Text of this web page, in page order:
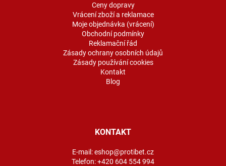
Ceny dopravy
Vrácení zboží a reklamace
Moje objednávka (vrácení)
Obchodní podmínky
Reklamační řád
Zásady ochrany osobních údajů
Zásady používání cookies
Kontakt
Blog
KONTAKT
E-mail:eshop@protibet.cz
Telefon:+420 604 554 994